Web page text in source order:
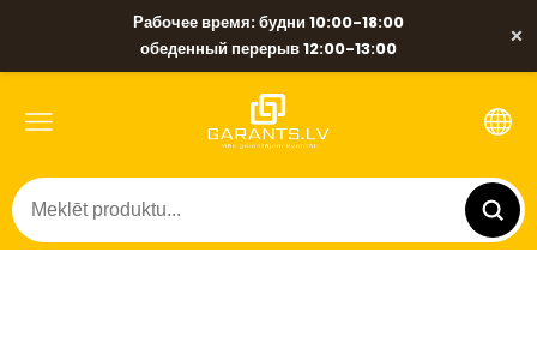
Рабочее время: будни 10:00-18:00
обеденный перерыв 12:00-13:00
×